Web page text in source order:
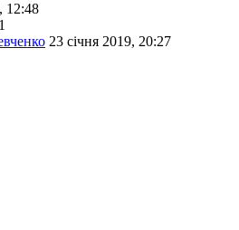
12:48
23 січня 2019, 20:27